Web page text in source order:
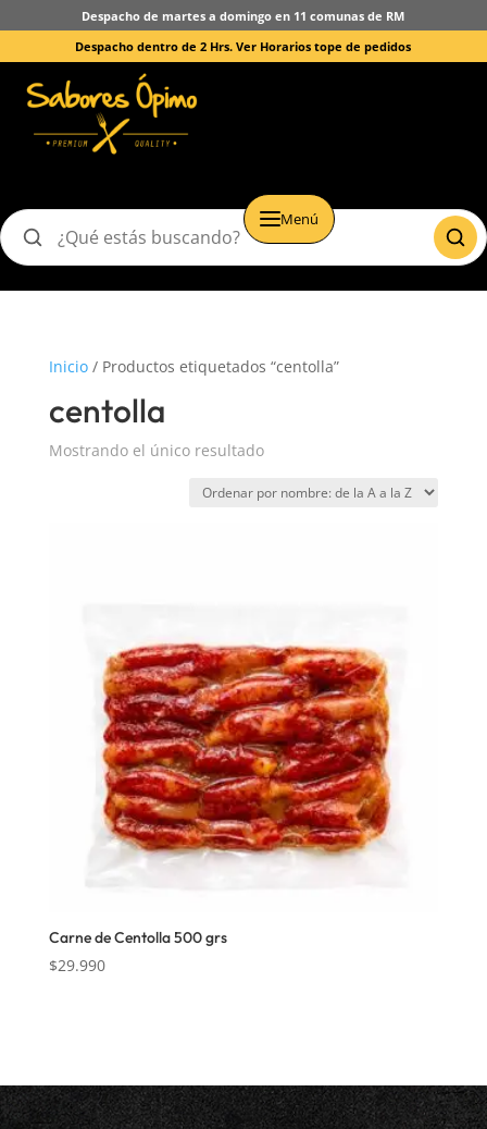
Despacho de martes a domingo en 11 comunas de RM
Despacho dentro de 2 Hrs.Ver Horarios tope de pedidos
Menú
Buscar
Inicio/ Productos etiquetados “centolla”
centolla
Mostrando el único resultado
Carne de Centolla 500 grs
$29.990